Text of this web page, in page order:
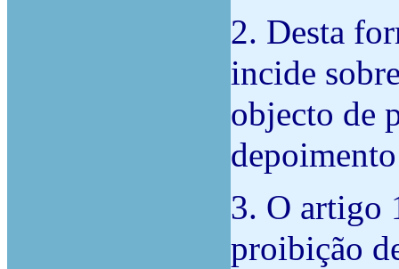
2. Desta
incide
objecto de
3. O artigo
proibição